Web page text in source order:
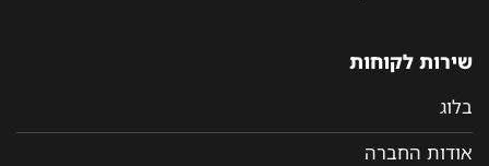
שירות לקוחות
בלוג
אודות החברה